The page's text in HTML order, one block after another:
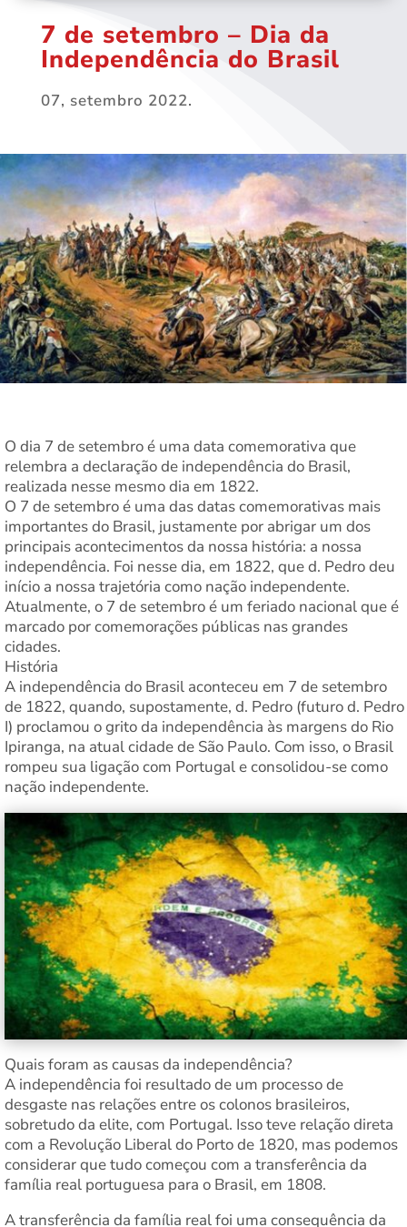
7 de setembro – Dia da
Independência do Brasil
07, setembro 2022.
O dia 7 de setembro é uma data comemorativa que
relembra a declaração de independência do Brasil,
realizada nesse mesmo dia em 1822.
O 7 de setembro é uma das datas comemorativas mais
importantes do Brasil, justamente por abrigar um dos
principais acontecimentos da nossa história: a nossa
independência. Foi nesse dia, em 1822, que d. Pedro deu
início a nossa trajetória como nação independente.
Atualmente, o 7 de setembro é um feriado nacional que é
marcado por comemorações públicas nas grandes
cidades.
História
A independência do Brasil aconteceu em 7 de setembro
de 1822, quando, supostamente, d. Pedro (futuro d. Pedro
I) proclamou o grito da independência às margens do Rio
Ipiranga, na atual cidade de São Paulo. Com isso, o Brasil
rompeu sua ligação com Portugal e consolidou-se como
nação independente.
Quais foram as causas da independência?
A independência foi resultado de um processo de
desgaste nas relações entre os colonos brasileiros,
sobretudo da elite, com Portugal. Isso teve relação direta
com a Revolução Liberal do Porto de 1820, mas podemos
considerar que tudo começou com a transferência da
família real portuguesa para o Brasil, em 1808.
A transferência da família real foi uma consequência da